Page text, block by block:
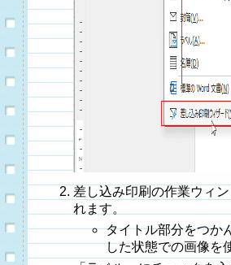
差し込み印刷の作業ウィ
れます。
タイトル部分をつか
した状態での画像を